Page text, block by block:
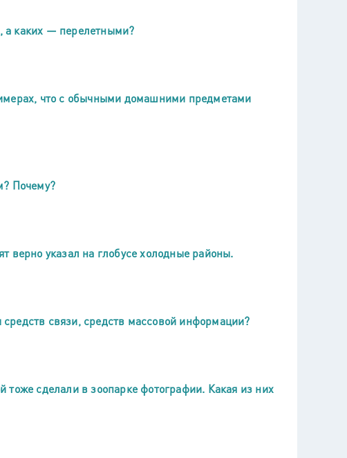
а каких — перелетными?
что с обычными домашними предметами
Почему?
верно указал на глобусе холодные районы.
связи, средств массовой информации?
сделали в зоопарке фотографии. Какая из них